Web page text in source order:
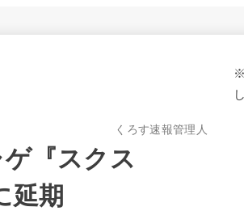
くろす速報管理人
ゲ『スクス
延期